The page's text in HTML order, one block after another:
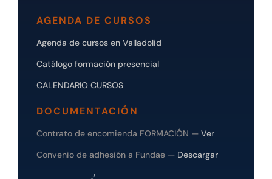
AGENDA DE CURSOS
Agenda de cursos en Valladolid
Catálogo formación presencial
CALENDARIO CURSOS
DOCUMENTACIÓN
Contrato de encomienda FORMACIÓN — Ver
Convenio de adhesión a Fundae — Descargar